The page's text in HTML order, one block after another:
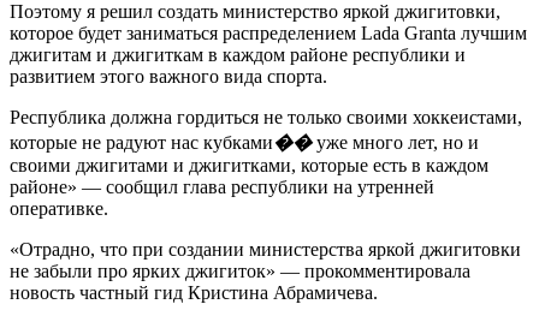
Поэтому я решил создать министерство яркой джигитовки,
которое будет заниматься распределением Lada Granta лучшим
джигитам и джигиткам в каждом районе республики и
развитием этого важного вида спорта.
Республика должна гордиться не только своими хоккеистами,
которые не радуют нас кубками��уже много лет, но и
своими джигитами и джигитками, которые есть в каждом
районе» — сообщил глава республики на утренней
оперативке.
«Отрадно, что при создании министерства яркой джигитовки
не забыли про ярких джигиток» — прокомментировала
новость частный гид Кристина Абрамичева.